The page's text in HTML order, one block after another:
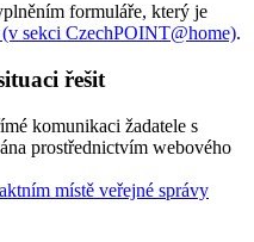
formuláře, který je
sekci CzechPOINT@home).
řešit
komunikaci žadatele s
prostřednictvím webového
místě veřejné správy